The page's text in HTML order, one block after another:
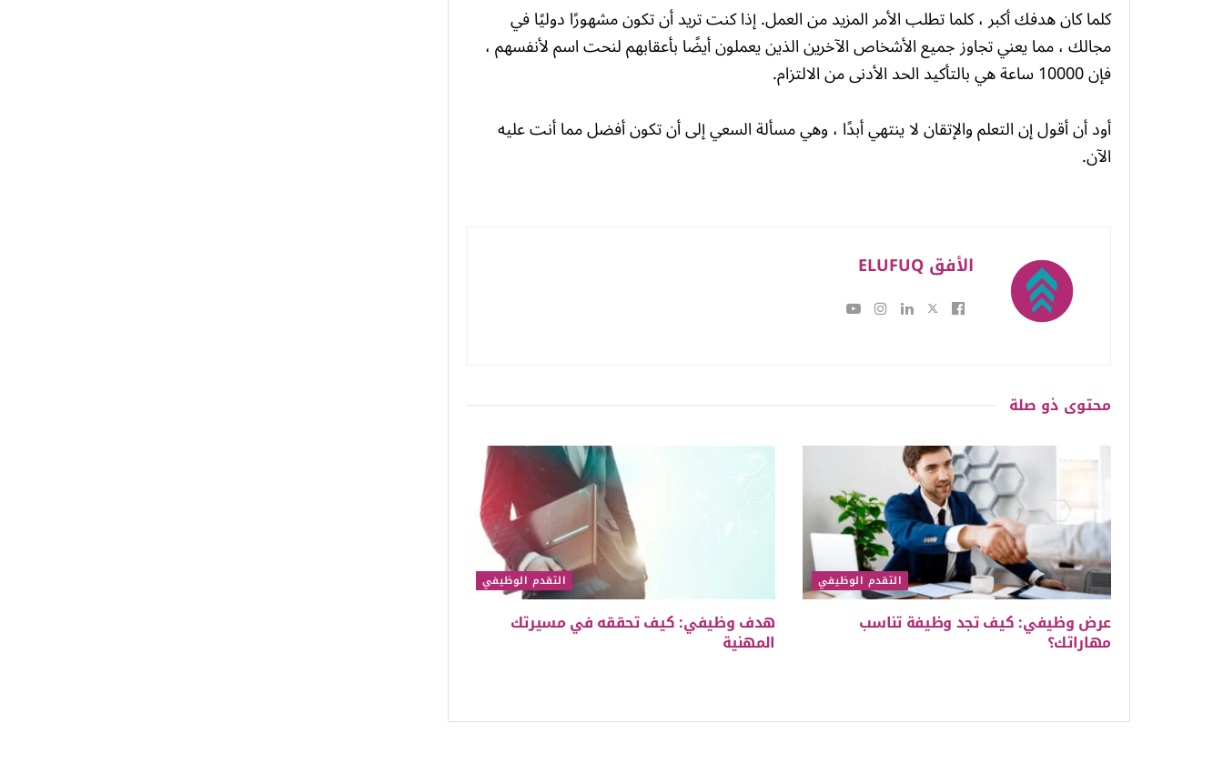
كلما كان هدفك أكبر ، كلما تطلب الأمر المزيد من العمل. إذا كنت تريد أن تكون مشهورًا دوليًا في
مجالك ، مما يعني تجاوز جميع الأشخاص الآخرين الذين يعملون أيضًا بأعقابهم لنحت اسم لأنفسهم ،
فإن 10000 ساعة هي بالتأكيد الحد الأدنى من الالتزام.
أود أن أقول إن التعلم والإتقان لا ينتهي أبدًا ، وهي مسألة السعي إلى أن تكون أفضل مما أنت عليه
الآن.
الأفق ELUFUQ
محتوى ذو صلة
التقدم الوظيفي
عرض وظيفي: كيف تجد وظيفة تناسب
مهاراتك؟
التقدم الوظيفي
هدف وظيفي: كيف تحققه في مسيرتك
المهنية